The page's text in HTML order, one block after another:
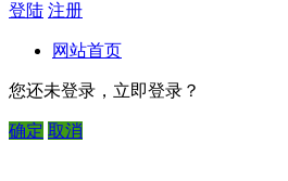
登陆 注册
网站首页
您还未登录，立即登录？
确定 取消